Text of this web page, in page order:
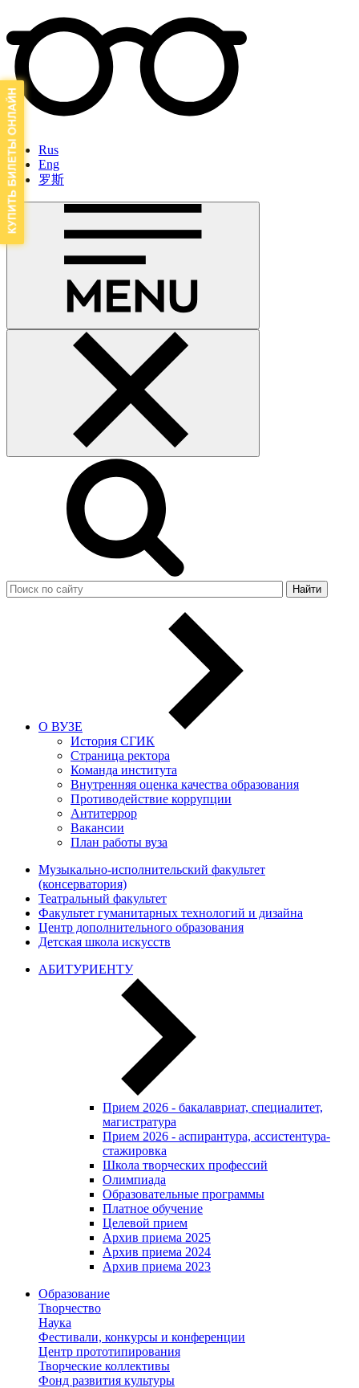
Rus
Eng
罗斯
Найти
О ВУЗЕ
История СГИК
Страница ректора
Команда института
Внутренняя оценка качества образования
Противодействие коррупции
Антитеррор
Вакансии
План работы вуза
Музыкально-исполнительский факультет
(консерватория)
Театральный факультет
Факультет гуманитарных технологий и дизайна
Центр дополнительного образования
Детская школа искусств
АБИТУРИЕНТУ
Прием 2026 - бакалавриат, специалитет,
магистратура
Прием 2026 - аспирантура, ассистентура-
стажировка
Школа творческих профессий
Олимпиада
Образовательные программы
Платное обучение
Целевой прием
Архив приема 2025
Архив приема 2024
Архив приема 2023
Образование
Творчество
Наука
Фестивали, конкурсы и конференции
Центр прототипирования
Творческие коллективы
Фонд развития культуры